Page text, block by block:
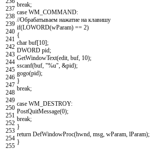
237
238
239
240
241
242
243
244
245
246
247
248
249
250
251
252
253
254
255
break;
case WM_COMMAND:
//Обрабатываем нажатие на клавишу
if(LOWORD(wParam) == 2)
{
char buf[10];
DWORD pid;
GetWindowText(edit, buf, 10);
sscanf(buf, "%u", &pid);
gogo(pid);
}
break;
case WM_DESTROY:
PostQuitMessage(0);
break;
}
return DefWindowProc(hwnd, msg, wParam, lParam);
}